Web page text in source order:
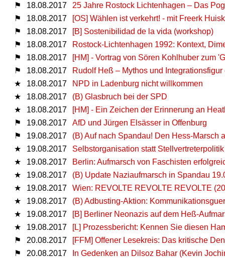
⚑
18.08.2017
25 Jahre Rostock Lichtenhagen – Das
⚑
18.08.2017
[OS] Wählen ist verkehrt! - mit Freerk
⚑
18.08.2017
[Β] Sostenibilidad de la vida (workshop)
⚑
18.08.2017
Rostock-Lichtenhagen 1992: Kontext,
⚑
18.08.2017
[HM] - Vortrag von Sören Kohlhuber zum
⚑
18.08.2017
Rudolf Heß – Mythos und
★
18.08.2017
NPD in Ladenburg nicht willkommen
★
18.08.2017
(B) Glasbruch bei der SPD
★
18.08.2017
[HM] - Ein Zeichen der Erinnerung an
⚑
19.08.2017
AfD und Jürgen Elsässer in Offenburg
⚑
19.08.2017
(B) Auf nach Spandau! Den Hess-Marsch
★
19.08.2017
Selbstorganisation statt
★
19.08.2017
Berlin: Aufmarsch von Faschisten
★
19.08.2017
(B) Update Naziaufmarsch in Spandau
★
19.08.2017
Wien: REVOLTE REVOLTE REVOLTE
★
19.08.2017
(B) Adbusting-Aktion:
★
19.08.2017
[B] Berliner Neonazis auf dem Heß-
★
19.08.2017
[L] Prozessbericht: Kennen Sie diesen
⚑
20.08.2017
[FFM] Offener Lesekreis: Das kritische
⚑
20.08.2017
In Gedenken an Dilsoz Bahar (Kevin